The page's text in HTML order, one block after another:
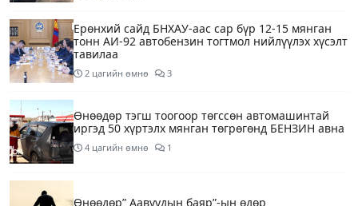
Ерөнхий сайд БНХАУ-аас сар бүр 12-15 мянган
тонн АИ-92 автобензин тогтмол нийлүүлэх хүсэлт
тавилаа
2 цагийн өмнө 3
Өнөөдөр тэгш тоогоор төгссөн автомашинтай
иргэд 50 хүртэлх мянган төгрөгөнд БЕНЗИН авна
4 цагийн өмнө 1
Өнөөдөр” Аавуудын баяр”-ын өдөр